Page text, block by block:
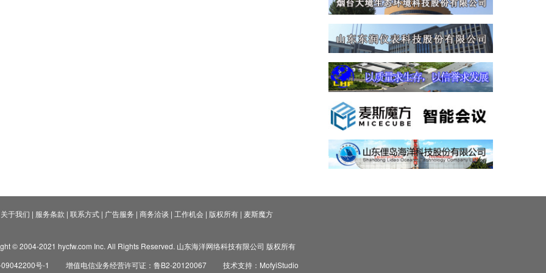
关于我们 | 服务条款 | 联系方式| 广告服务 | 商务洽谈 | 工作机会| 版权所有| 麦斯魔方
© 2004-2021 hycfw.com Inc. All Rights Reserved. 山东海洋网络科技有限公司 版权所有
号-1
增值电信业务经营许可证：鲁B2-20120067 技术支持：MofyiStudio